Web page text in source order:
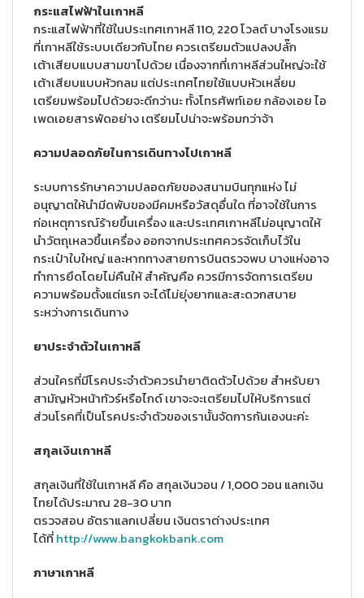
กระแสไฟฟ้าในเกาหลี
กระแสไฟฟ้าที่ใช้ในประเทศเกาหลี 110, 220 โวลต์ บางโรงแรม
ที่เกาหลีใช้ระบบเดียวกับไทย ควรเตรียมตัวแปลงปลั๊ก
เต้าเสียบแบบสามขาไปด้วย เนื่องจากที่เกาหลีส่วนใหญ่จะใช้
เต้าเสียบแบบหัวกลม แต่ประเทศไทยใช้แบบหัวเหลี่ยม
เตรียมพร้อมไปด้วยจะดีกว่านะ ทั้งโทรศัพท์เอย กล้องเอย ไอ
เพดเอยสารพัดอย่าง เตรียมไปน่าจะพร้อมกว่าจ้า
ความปลอดภัยในการเดินทางไปเกาหลี
ระบบการรักษาความปลอดภัยของสนามบินทุกแห่ง ไม่
อนุญาตให้นำมีดพับของมีคมหรือวัสดุอื่นใด ที่อาจใช้ในการ
ก่อเหตุการณ์ร้ายขึ้นเครื่อง และประเทศเกาหลีไม่อนุญาตให้
นำวัตถุเหลวขึ้นเครื่อง ออกจากประเทศควรจัดเก็บไว้ใน
กระเป๋าใบใหญ่ และหากทางสายการบินตรวจพบ บางแห่งอาจ
ทำการยึดโดยไม่คืนให้ สำคัญคือ ควรมีการจัดการเตรียม
ความพร้อมตั้งแต่แรก จะได้ไม่ยุ่งยากและสะดวกสบาย
ระหว่างการเดินทาง
ยาประจำตัวในเกาหลี
ส่วนใครที่มีโรคประจำตัวควรนำยาติดตัวไปด้วย สำหรับยา
สามัญหัวหน้าทัวร์หรือไกด์ เขาจะจะเตรียมไปให้บริการแต่
ส่วนโรคที่เป็นโรคประจำตัวของเรานั้นจัดการกันเองนะค่ะ
สกุลเงินเกาหลี
สกุลเงินที่ใช้ในเกาหลี คือ สกุลเงินวอน / 1,000 วอน แลกเงิน
ไทยได้ประมาณ 28-30 บาท
ตรวจสอบ อัตราแลกเปลี่ยน เงินตราต่างประเทศ
ได้ที่http://www.bangkokbank.com
ภาษาเกาหลี